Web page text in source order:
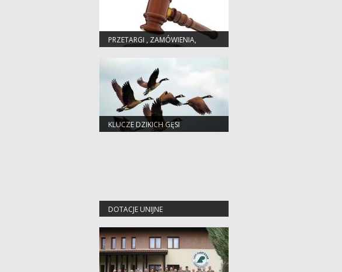
PRZETARGI , ZAMÓWIENIA,
ZARZĄDZENIA
KLUCZE DZIKICH GĘSI
DOTACJE UNIJNE